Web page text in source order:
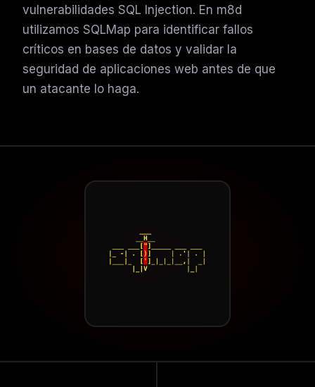
vulnerabilidades SQL Injection. En m8d
utilizamos SQLMap para identificar fallos
críticos en bases de datos y validar la
seguridad de aplicaciones web antes de que
un atacante lo haga.